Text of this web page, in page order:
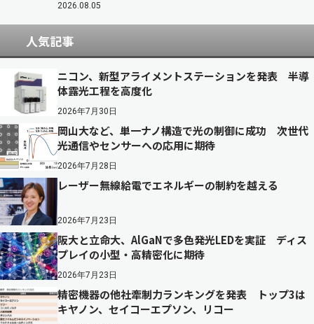
2026.08.05
人気記事
ニコン、新型アライメントステーションを発表 半導
体露光工程を高度化
2026年7月30日
岡山大など、単一ナノ構造で光の制御に成功 次世代
光通信やセンサーへの応用に期待
2026年7月28日
レーザー無線給電でエネルギーの制約を越える
2026年7月23日
阪大と立命大、AlGaNで多色発光LEDを実証 ディス
プレイの小型・高精密化に期待
2026年7月23日
精密機器の他社牽制力ランキングを発表 トップ3は
キヤノン、セイコーエプソン、リコー